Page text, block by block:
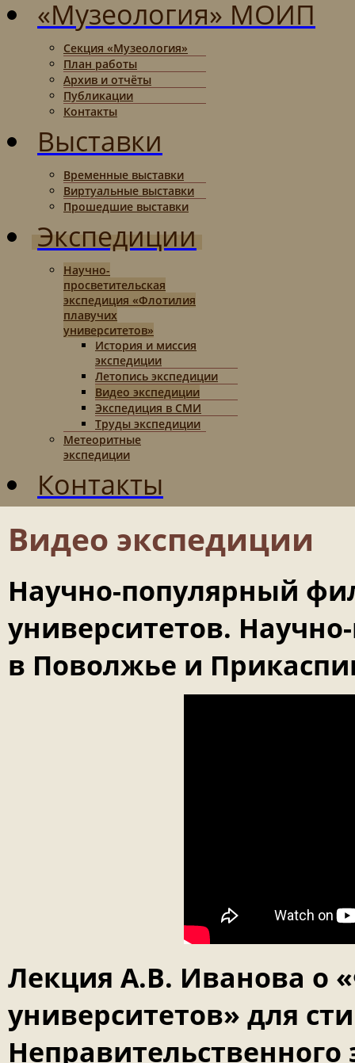
«Музеология» МОИП
Секция «Музеология»
План работы
Архив и отчёты
Публикации
Контакты
Выставки
Временные выставки
Виртуальные выставки
Прошедшие выставки
Экспедиции
Научно-
просветительская
экспедиция «Флотилия
плавучих
университетов»
История и миссия
экспедиции
Летопись экспедиции
Видео экспедиции
Экспедиция в СМИ
Труды экспедиции
Метеоритные
экспедиции
Контакты
Видео экспедиции
Научно-популярный
университетов.
в Поволжье и
Лекция А.В. Иванова о
университетов» для